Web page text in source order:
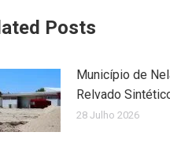
Posts
Município de
Relvado
28 Julho 2026